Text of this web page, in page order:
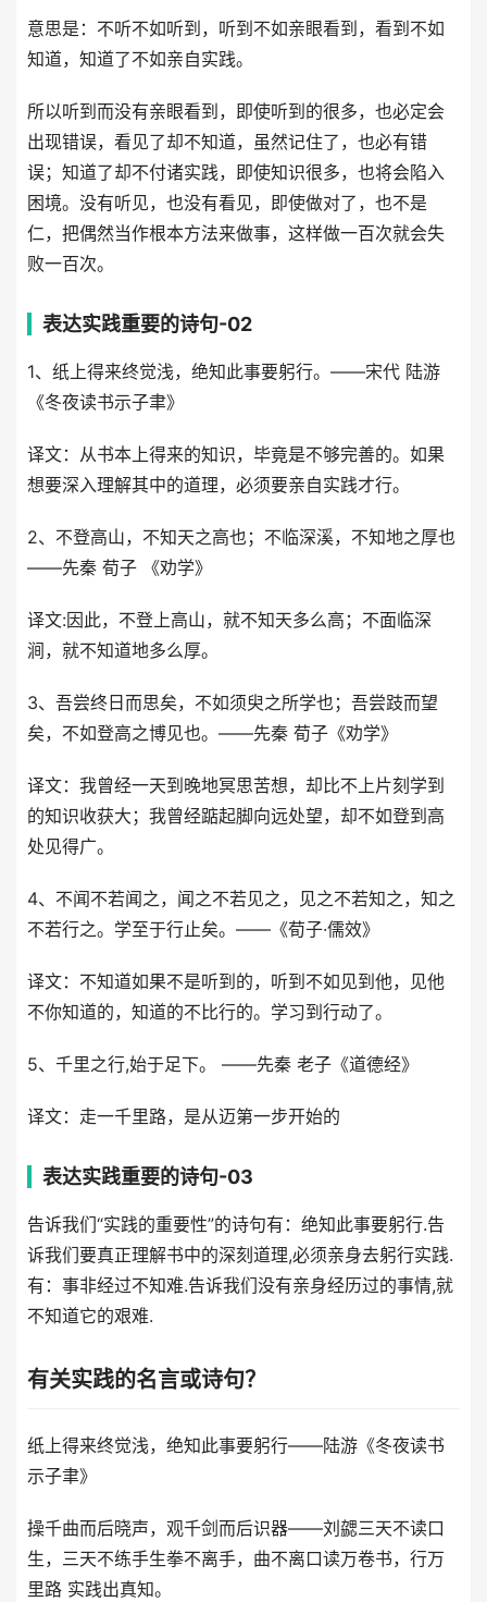
意思是：不听不如听到，听到不如亲眼看到，看到不如
知道，知道了不如亲自实践。
所以听到而没有亲眼看到，即使听到的很多，也必定会
出现错误，看见了却不知道，虽然记住了，也必有错
误；知道了却不付诸实践，即使知识很多，也将会陷入
困境。没有听见，也没有看见，即使做对了，也不是
仁，把偶然当作根本方法来做事，这样做一百次就会失
败一百次。
表达实践重要的诗句-02
1、纸上得来终觉浅，绝知此事要躬行。——宋代 陆游
《冬夜读书示子聿》
译文：从书本上得来的知识，毕竟是不够完善的。如果
想要深入理解其中的道理，必须要亲自实践才行。
2、不登高山，不知天之高也；不临深溪，不知地之厚也
——先秦 荀子 《劝学》
译文:因此，不登上高山，就不知天多么高；不面临深
涧，就不知道地多么厚。
3、吾尝终日而思矣，不如须臾之所学也；吾尝跂而望
矣，不如登高之博见也。——先秦 荀子《劝学》
译文：我曾经一天到晚地冥思苦想，却比不上片刻学到
的知识收获大；我曾经踮起脚向远处望，却不如登到高
处见得广。
4、不闻不若闻之，闻之不若见之，见之不若知之，知之
不若行之。学至于行止矣。——《荀子·儒效》
译文：不知道如果不是听到的，听到不如见到他，见他
不你知道的，知道的不比行的。学习到行动了。
5、千里之行,始于足下。 ——先秦 老子《道德经》
译文：走一千里路，是从迈第一步开始的
表达实践重要的诗句-03
告诉我们“实践的重要性”的诗句有：绝知此事要躬行.告
诉我们要真正理解书中的深刻道理,必须亲身去躬行实践.
有：事非经过不知难.告诉我们没有亲身经历过的事情,就
不知道它的艰难.
有关实践的名言或诗句？
纸上得来终觉浅，绝知此事要躬行——陆游《冬夜读书
示子聿》
操千曲而后晓声，观千剑而后识器——刘勰三天不读口
生，三天不练手生拳不离手，曲不离口读万卷书，行万
里路 实践出真知。